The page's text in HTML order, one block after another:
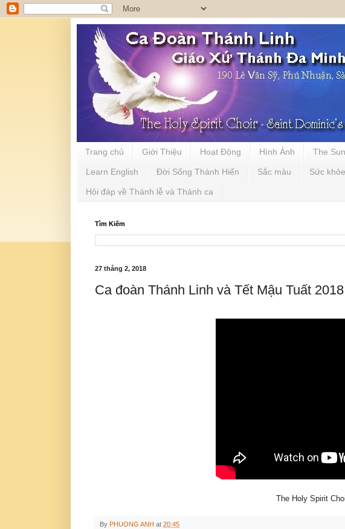
Trang chủ Giới Thiệu Hoạt Động Hình Ảnh The
Learn English Đời Sống Thánh Hiến Sắc màu Sức khỏe
Hỏi đáp về Thánh lễ và Thánh ca
Tìm Kiếm
27 tháng 2, 2018
Ca đoàn Thánh Linh và Tết Mậu Tuất 2018
The Holy Spirit
By PHUONG ANH at 20:45